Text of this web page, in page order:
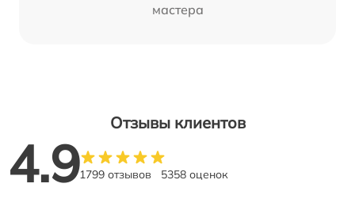
мастера
Отзывы клиентов
4.91799 отзывов 5358 оценок